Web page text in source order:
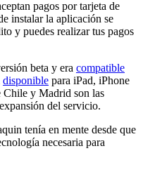
pagos por tarjeta de
instalar la aplicación se
y puedes realizar tus pagos
beta y era compatible
disponible para iPad, iPhone
y Madrid son las
del servicio.
tenía en mente desde que
necesaria para